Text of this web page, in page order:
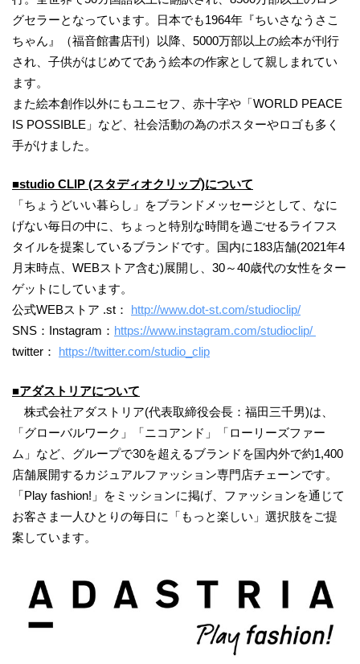
グセラーとなっています。日本でも1964年『ちいさなうさこ
ちゃん』（福音館書店刊）以降、5000万部以上の絵本が刊行
され、子供がはじめてであう絵本の作家として親しまれてい
ます。
また絵本創作以外にもユニセフ、赤十字や「WORLD PEACE
IS POSSIBLE」など、社会活動の為のポスターやロゴも多く
手がけました。
■studio CLIP (スタディオクリップ)について
「ちょうどいい暮らし」をブランドメッセージとして、なに
げない毎日の中に、ちょっと特別な時間を過ごせるライフス
タイルを提案しているブランドです。国内に183店舗(2021年4
月末時点、WEBストア含む)展開し、30～40歳代の女性をター
ゲットにしています。
公式WEBストア .st： http://www.dot-st.com/studioclip/
SNS：Instagram： https://www.instagram.com/studioclip/
twitter： https://twitter.com/studio_clip
■アダストリアについて
株式会社アダストリア(代表取締役会長：福田三千男)は、
「グローバルワーク」「ニコアンド」「ローリーズファー
ム」など、グループで30を超えるブランドを国内外で約1,400
店舗展開するカジュアルファッション専門店チェーンです。
「Play fashion!」をミッションに掲げ、ファッションを通じて
お客さま一人ひとりの毎日に「もっと楽しい」選択肢をご提
案しています。